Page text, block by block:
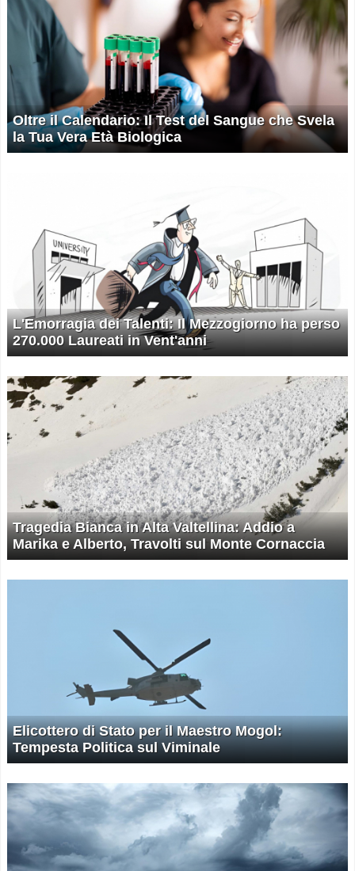
Oltre il Calendario: Il Test del Sangue che Svela
la Tua Vera Età Biologica
L'Emorragia dei Talenti: Il Mezzogiorno ha perso
270.000 Laureati in Vent'anni
Tragedia Bianca in Alta Valtellina: Addio a
Marika e Alberto, Travolti sul Monte Cornaccia
Elicottero di Stato per il Maestro Mogol:
Tempesta Politica sul Viminale